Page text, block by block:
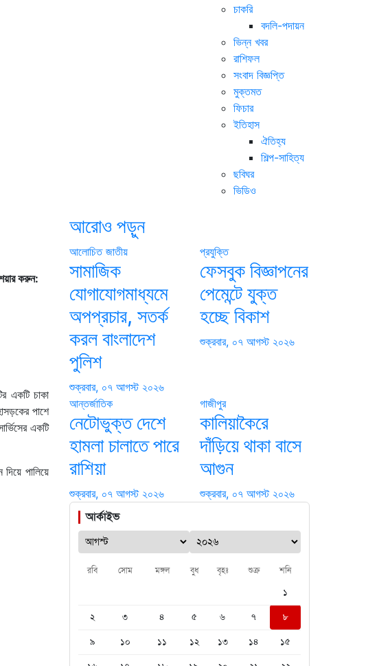
চাকরি
বদলি-পদায়ন
ভিন্ন খবর
রাশিফল
সংবাদ বিজ্ঞপ্তি
মুক্তমত
ফিচার
ইতিহাস
ঐতিহ্য
শিল্প-সাহিত্য
ছবিঘর
ভিডিও
করুন:
একটি চাকা
পাশে
একটি
পালিয়ে
আরোও পড়ুন
আলোচিত জাতীয়
সামাজিক
যোগাযোগমাধ্যমে
অপপ্রচার, সতর্ক
করল বাংলাদেশ
পুলিশ
শুক্রবার, ০৭ আগস্ট ২০২৬
প্রযুক্তি
ফেসবুক বিজ্ঞাপনের
পেমেন্টে যুক্ত
হচ্ছে বিকাশ
শুক্রবার, ০৭ আগস্ট ২০২৬
আন্তর্জাতিক
নেটোভুক্ত দেশে
হামলা চালাতে পারে
রাশিয়া
শুক্রবার, ০৭ আগস্ট ২০২৬
গাজীপুর
কালিয়াকৈরে
দাঁড়িয়ে থাকা বাসে
আগুন
শুক্রবার, ০৭ আগস্ট ২০২৬
আর্কাইভ
রবি সোম মঙ্গল বুধ বৃহঃ শুক্র শনি
১
২
৩ ৪ ৫ ৬ ৭
৮
৯
১০ ১১ ১২ ১৩ ১৪
১৫